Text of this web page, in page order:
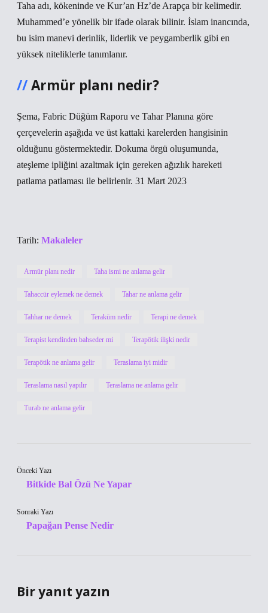
Taha adı, kökeninde ve Kur’an Hz’de Arapça bir kelimedir.
Muhammed’e yönelik bir ifade olarak bilinir. İslam inancında,
bu isim manevi derinlik, liderlik ve peygamberlik gibi en
yüksek niteliklerle tanımlanır.
Armür planı nedir?
Şema, Fabric Düğüm Raporu ve Tahar Planına göre
çerçevelerin aşağıda ve üst kattaki karelerden hangisinin
olduğunu göstermektedir. Dokuma örgü oluşumunda,
ateşleme ipliğini azaltmak için gereken ağızlık hareketi
patlama patlaması ile belirlenir. 31 Mart 2023
Tarih: Makaleler
Armür planı nedir Taha ismi ne anlama gelir
Tahaccür eylemek ne demek Tahar ne anlama gelir
Tahhar ne demek Teraküm nedir Terapi ne demek
Terapist kendinden bahseder mi Terapötik ilişki nedir
Terapötik ne anlama gelir Teraslama iyi midir
Teraslama nasıl yapılır Teraslama ne anlama gelir
Turab ne anlama gelir
Önceki Yazı
Bitkide Bal Özü Ne Yapar
Sonraki Yazı
Papağan Pense Nedir
Bir yanıt yazın